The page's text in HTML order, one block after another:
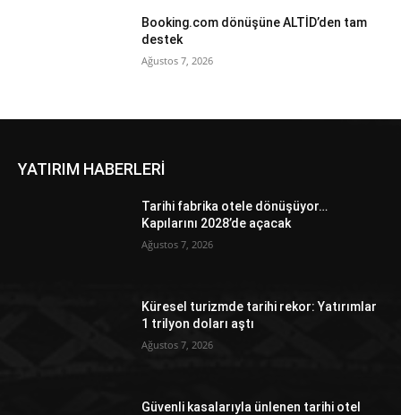
Booking.com dönüşüne ALTİD’den tam
destek
Ağustos 7, 2026
YATIRIM HABERLERİ
Tarihi fabrika otele dönüşüyor…
Kapılarını 2028’de açacak
Ağustos 7, 2026
Küresel turizmde tarihi rekor: Yatırımlar
1 trilyon doları aştı
Ağustos 7, 2026
Güvenli kasalarıyla ünlenen tarihi otel